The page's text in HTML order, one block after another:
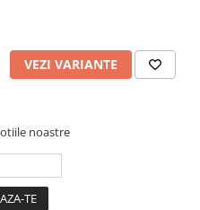
VEZI VARIANTE
noastre